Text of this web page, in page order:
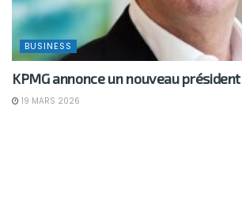
BUSINESS
KPMG annonce un nouveau président
19 MARS 2026